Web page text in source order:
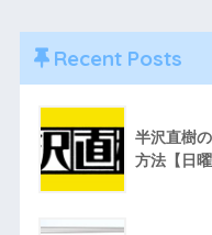
Recent Posts
半沢直樹
方法【日曜